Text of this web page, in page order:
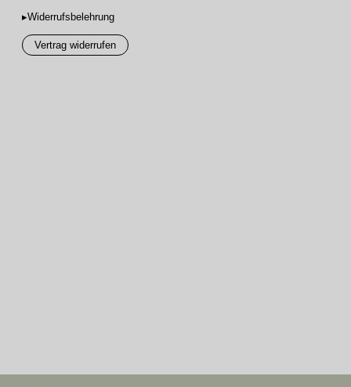
▸Widerrufsbelehrung
Vertrag widerrufen